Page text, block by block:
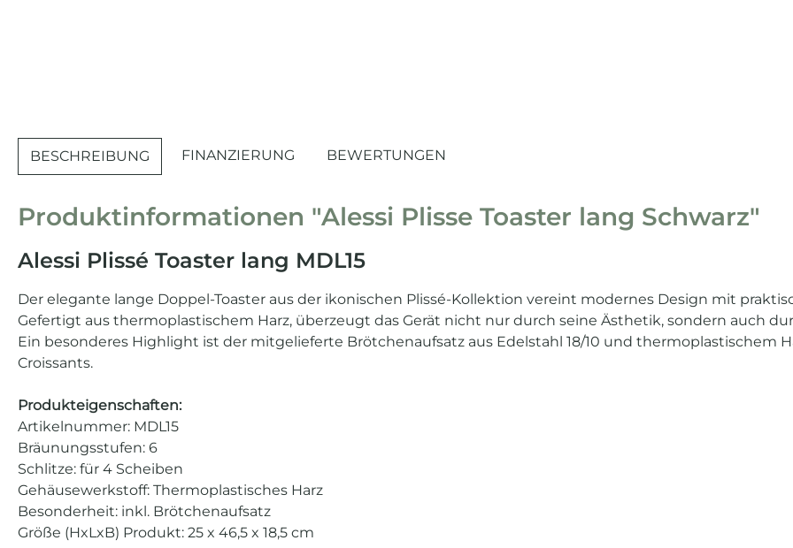
BESCHREIBUNG FINANZIERUNG BEWERTUNGEN
Produktinformationen "Alessi Plisse Toaster lang Schwarz"
Alessi Plissé Toaster lang MDL15
Der elegante lange Doppel-Toaster aus der ikonischen Plissé-Kollektion vereint modernes Design mit
Gefertigt aus thermoplastischem Harz, überzeugt das Gerät nicht nur durch seine Ästhetik, sondern auch
Ein besonderes Highlight ist der mitgelieferte Brötchenaufsatz aus Edelstahl 18/10 und thermoplastischem
Croissants.
Produkteigenschaften:
Artikelnummer: MDL15
Bräunungsstufen: 6
Schlitze: für 4 Scheiben
Gehäusewerkstoff: Thermoplastisches Harz
Besonderheit: inkl. Brötchenaufsatz
Größe (HxLxB) Produkt: 25 x 46,5 x 18,5 cm